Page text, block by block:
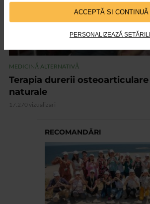
ACCEPTĂ SI CONTINUĂ
PERSONALIZEAZĂ
MEDICINĂ ALTERNATIVĂ
Terapia durerii
naturale
17.270 vizualizari
RECOMANDĂRI